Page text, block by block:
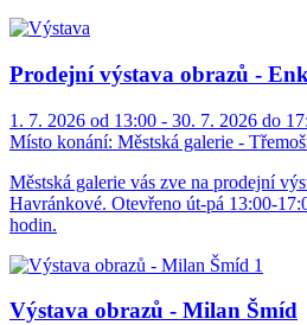
Prodejní výstava obrazů -
1. 7. 2026 od 13:00 - 30. 7. 2026 do
Místo konání: Městská galerie -
Městská galerie vás zve na prodejní
Havránkové. Otevřeno út-pá 13:00-
hodin.
Výstava obrazů - Milan Šmíd